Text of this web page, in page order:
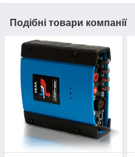
Подібні товари компанії